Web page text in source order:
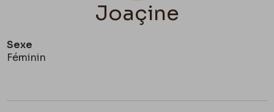
Joaçine
Sexe
Féminin